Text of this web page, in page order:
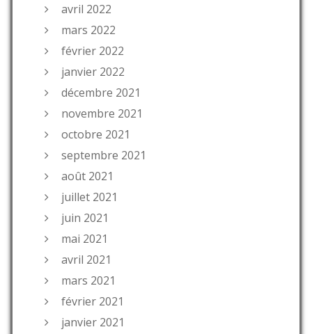
avril 2022
mars 2022
février 2022
janvier 2022
décembre 2021
novembre 2021
octobre 2021
septembre 2021
août 2021
juillet 2021
juin 2021
mai 2021
avril 2021
mars 2021
février 2021
janvier 2021